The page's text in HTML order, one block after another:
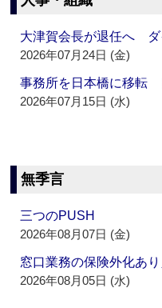
大津賀会長が退任へ ダ
2026年07月24日 (金)
事務所を日本橋に移転
2026年07月15日 (水)
無季言
三つのPUSH
2026年08月07日 (金)
窓口業務の保険外化あ
2026年08月05日 (水)